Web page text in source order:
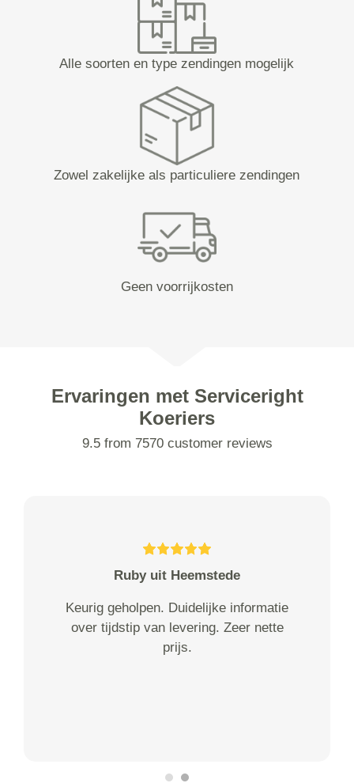
Alle soorten en type zendingen mogelijk
Zowel zakelijke als particuliere zendingen
Geen voorrijkosten
Ervaringen met Serviceright
Koeriers
9.5 from 7570 customer reviews
Ruby uit Heemstede
Keurig geholpen. Duidelijke informatie
over tijdstip van levering. Zeer nette
prijs.